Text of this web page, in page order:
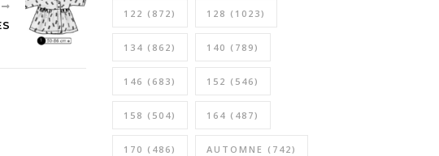
122 (872) 128 (1023)
134 (862) 140 (789)
146 (683) 152 (546)
158 (504) 164 (487)
170 (486) AUTOMNE (742)